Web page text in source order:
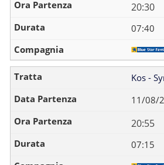
20:30
07:40
Kos -
11/08/
20:55
07:15